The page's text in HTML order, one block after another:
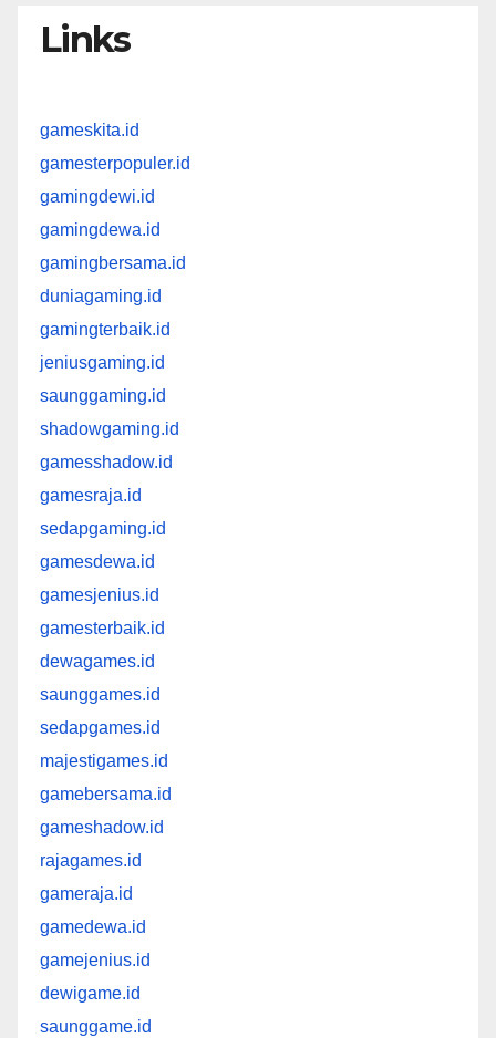
Links
gameskita.id
gamesterpopuler.id
gamingdewi.id
gamingdewa.id
gamingbersama.id
duniagaming.id
gamingterbaik.id
jeniusgaming.id
saunggaming.id
shadowgaming.id
gamesshadow.id
gamesraja.id
sedapgaming.id
gamesdewa.id
gamesjenius.id
gamesterbaik.id
dewagames.id
saunggames.id
sedapgames.id
majestigames.id
gamebersama.id
gameshadow.id
rajagames.id
gameraja.id
gamedewa.id
gamejenius.id
dewigame.id
saunggame.id